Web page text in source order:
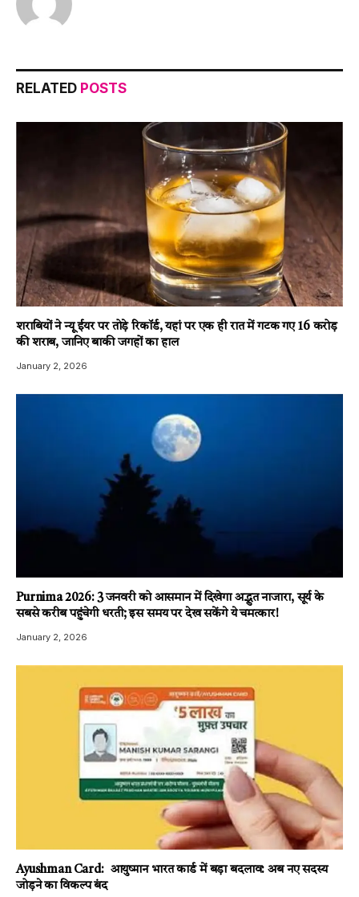
RELATED POSTS
शराबियों ने न्यू ईयर पर तोड़े रिकॉर्ड, यहां पर एक ही रात में गटक गए 16 करोड़
की शराब, जानिए बाकी जगहों का हाल
January 2, 2026
Purnima 2026: 3 जनवरी को आसमान में दिखेगा अद्भुत नाजारा, सूर्य के
सबसे करीब पहुंचेगी धरती; इस समय पर देख सकेंगे ये चमत्कार!
January 2, 2026
Ayushman Card: आयुष्मान भारत कार्ड में बड़ा बदलाव: अब नए सदस्य
जोड़ने का विकल्प बंद